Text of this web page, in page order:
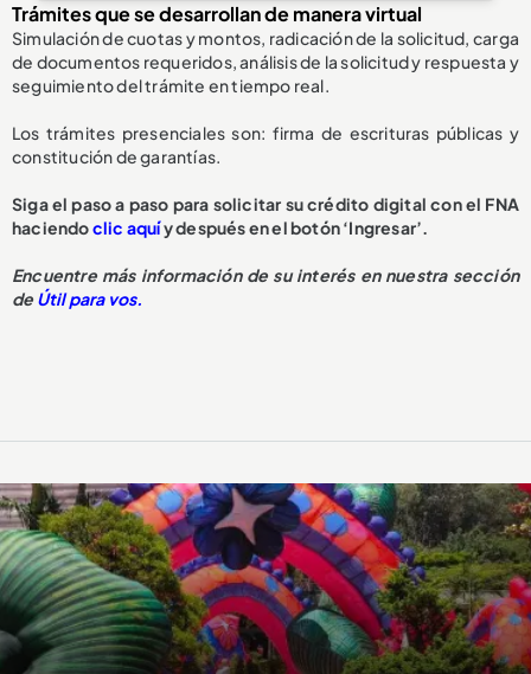
Trámites que se desarrollan de manera virtual
Simulación de cuotas y montos, radicación de la solicitud, carga
de documentos requeridos, análisis de la solicitud y respuesta y
seguimiento del trámite en tiempo real.
Los trámites presenciales son: firma de escrituras públicas y
constitución de garantías.
Siga el paso a paso para solicitar su crédito digital con el FNA
haciendoclic aquíy después en el botón ‘Ingresar’.
Encuentre más información de su interés en nuestra sección
deÚtil para vos.